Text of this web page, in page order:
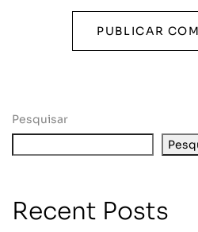
Pesquisar
Recent Posts